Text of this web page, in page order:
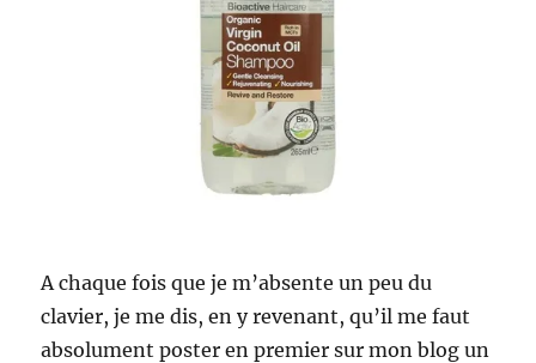
A chaque fois que je m’absente un peu du
clavier, je me dis, en y revenant, qu’il me faut
absolument poster en premier sur mon blog un